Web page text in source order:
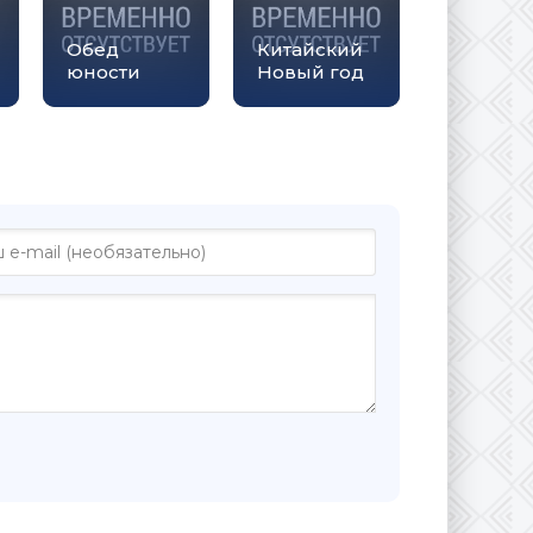
Обед
юности
Китайский
Новый год